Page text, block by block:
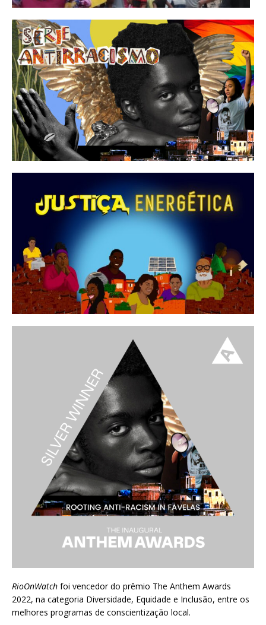
RioOnWatch foi vencedor do prêmio The Anthem Awards
2022, na categoria Diversidade, Equidade e Inclusão, entre os
melhores programas de conscientização local.